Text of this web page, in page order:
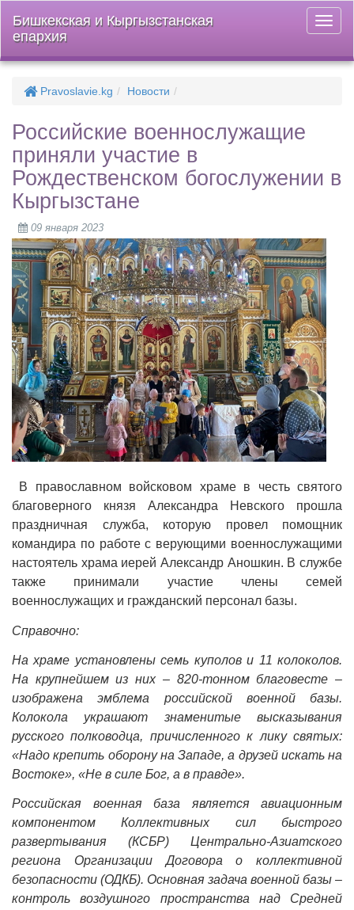
меню
Бишкекская и Кыргызстанская
епархия
Pravoslavie.kg Новости
Российские военнослужащие
приняли участие в
Рождественском богослужении в
Кыргызстане
09 января 2023
В православном войсковом храме в честь святого
благоверного князя Александра Невского прошла
праздничная служба, которую провел помощник
командира по работе с верующими военнослужащими
настоятель храма иерей Александр Аношкин. В службе
также принимали участие члены семей
военнослужащих и гражданский персонал базы.
Справочно:
На храме установлены семь куполов и 11 колоколов.
На крупнейшем из них – 820-тонном благовесте –
изображена эмблема российской военной базы.
Колокола украшают знаменитые высказывания
русского полководца, причисленного к лику святых:
«Надо крепить оборону на Западе, а друзей искать на
Востоке», «Не в силе Бог, а в правде».
Российская военная база является авиационным
компонентом Коллективных сил быстрого
развертывания (КСБР) Центрально-Азиатского
региона Организации Договора о коллективной
безопасности (ОДКБ). Основная задача военной базы –
контроль воздушного пространства над Средней